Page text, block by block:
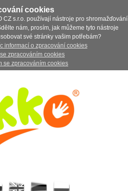
cookies
CZ s.r.o. používají nástroje pro shromažďování
nám, prosím, jak můžeme tyto nástroje
své stránky vašim potřebám?
informací o zpracování cookies
zpracováním cookies
se zpracováním cookies